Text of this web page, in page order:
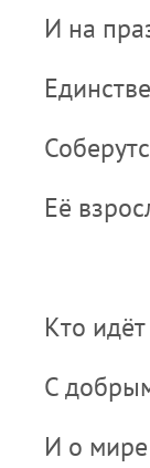
И на
Её
Кто
С
И о